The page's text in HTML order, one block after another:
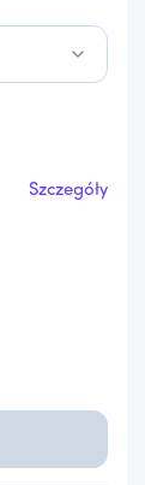
Szczegóły